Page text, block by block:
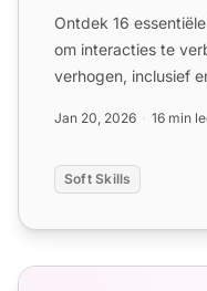
Ontdek 16
om interacties te
verhogen, inclusief
Jan 20, 2026 16 min
Soft Skills
12 Must-have